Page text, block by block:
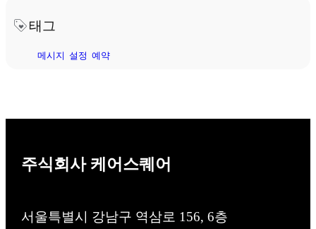
태그
메시지 설정 예약
주식회사 케어스퀘어
서울특별시 강남구 역삼로 156, 6층